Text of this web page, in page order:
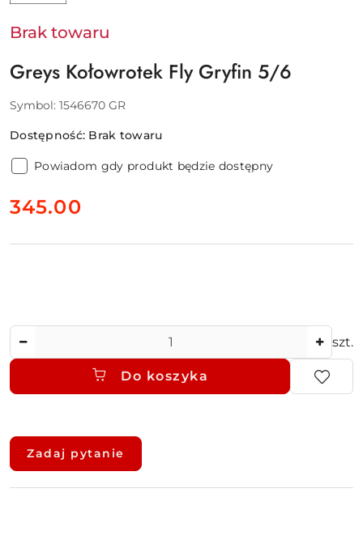
FISHING
SAS
Brak towaru
Greys Kołowrotek Fly Gryfin 5/6
Symbol: 1546670 GR
Dostępność: Brak towaru
Powiadom gdy produkt będzie dostępny
cena:
345.00
szt.
Do koszyka
Dostępność
dostawa
Zadaj pytanie